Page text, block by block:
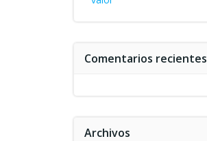
Comentarios recientes
Archivos